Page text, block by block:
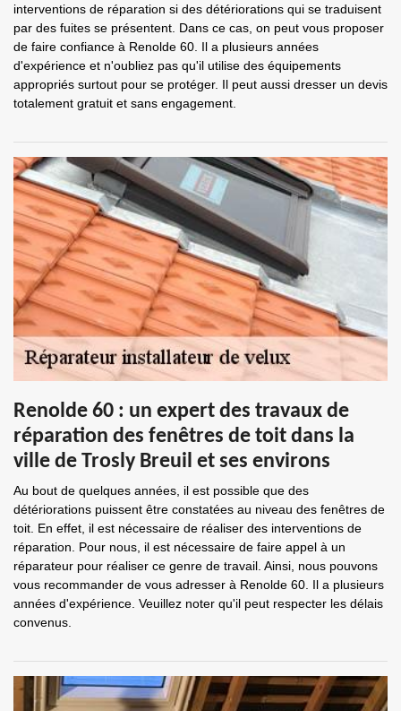
interventions de réparation si des détériorations qui se traduisent
par des fuites se présentent. Dans ce cas, on peut vous proposer
de faire confiance à Renolde 60. Il a plusieurs années
d'expérience et n'oubliez pas qu'il utilise des équipements
appropriés surtout pour se protéger. Il peut aussi dresser un devis
totalement gratuit et sans engagement.
Renolde 60 : un expert des travaux de
réparation des fenêtres de toit dans la
ville de Trosly Breuil et ses environs
Au bout de quelques années, il est possible que des
détériorations puissent être constatées au niveau des fenêtres de
toit. En effet, il est nécessaire de réaliser des interventions de
réparation. Pour nous, il est nécessaire de faire appel à un
réparateur pour réaliser ce genre de travail. Ainsi, nous pouvons
vous recommander de vous adresser à Renolde 60. Il a plusieurs
années d'expérience. Veuillez noter qu'il peut respecter les délais
convenus.